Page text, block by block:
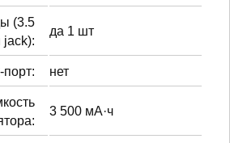
(3.5
да 1 шт
порт: нет
3 500 мА·ч